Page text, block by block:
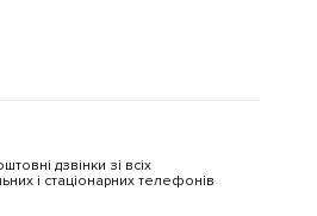
дзвінки зі всіх
і стаціонарних телефонів